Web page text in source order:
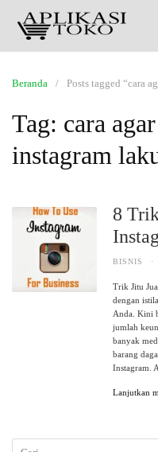
Beranda Posts tagged “cara
Tag: cara
instagram
8
BISNIS ·
Trik Jitu
dengan
Anda. Kini
jumlah
banyak
barang
Instagram.
Lanjutkan